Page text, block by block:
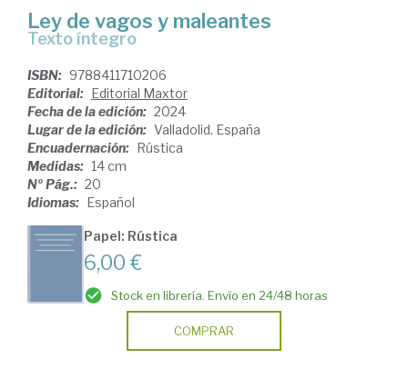
Ley de vagos y maleantes
Texto íntegro
ISBN: 9788411710206
Editorial: Editorial Maxtor
Fecha de la edición: 2024
Lugar de la edición: Valladolid. España
Encuadernación: Rústica
Medidas: 14 cm
Nº Pág.: 20
Idiomas: Español
Papel: Rústica
6,00 €
Stock en librería. Envío en 24/48 horas
COMPRAR